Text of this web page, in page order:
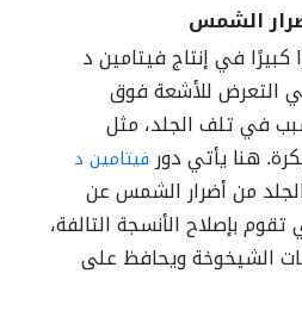
في إنتاج فيتامين د
التعرض للأشعة فوق
في تلف الجلد، مثل
هنا يأتي دور فيتامين د
من أضرار الشمس عن
بإصلاح الأنسجة التالفة،
الشيخوخة ويحافظ على